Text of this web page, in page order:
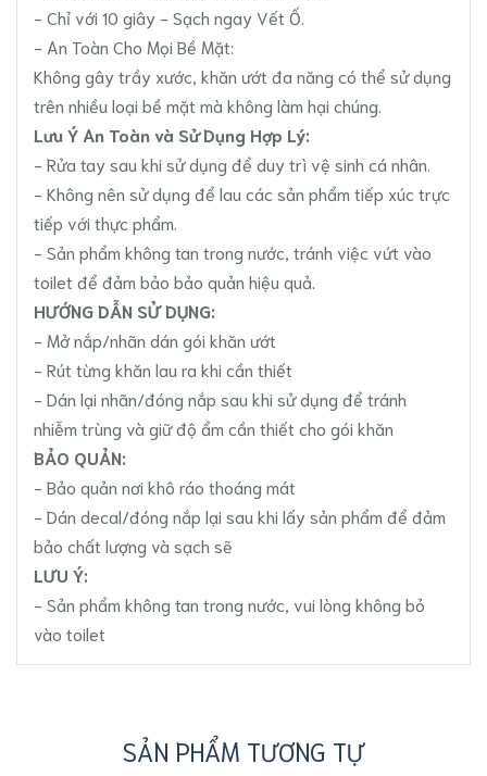
- Chỉ với 10 giây - Sạch ngay Vết Ố.
- An Toàn Cho Mọi Bề Mặt:
Không gây trầy xước, khăn ướt đa năng có thể sử dụng
trên nhiều loại bề mặt mà không làm hại chúng.
Lưu Ý An Toàn và Sử Dụng Hợp Lý:
- Rửa tay sau khi sử dụng để duy trì vệ sinh cá nhân.
- Không nên sử dụng để lau các sản phẩm tiếp xúc trực
tiếp với thực phẩm.
- Sản phẩm không tan trong nước, tránh việc vứt vào
toilet để đảm bảo bảo quản hiệu quả.
HƯỚNG DẪN SỬ DỤNG:
- Mở nắp/nhãn dán gói khăn ướt
- Rút từng khăn lau ra khi cần thiết
- Dán lại nhãn/đóng nắp sau khi sử dụng để tránh
nhiễm trùng và giữ độ ẩm cần thiết cho gói khăn
BẢO QUẢN:
- Bảo quản nơi khô ráo thoáng mát
- Dán decal/đóng nắp lại sau khi lấy sản phẩm để đảm
bảo chất lượng và sạch sẽ
LƯU Ý:
- Sản phẩm không tan trong nước, vui lòng không bỏ
vào toilet
SẢN PHẨM TƯƠNG TỰ